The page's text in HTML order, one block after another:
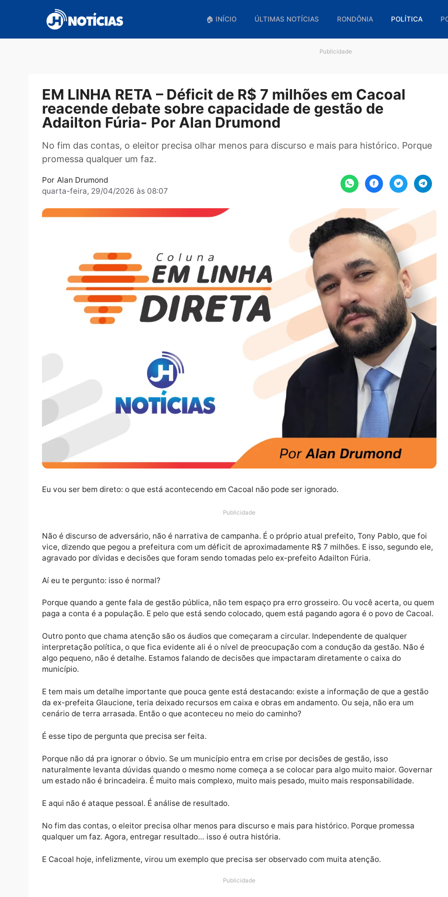
conteúdo
🏠 INÍCIO ÚLTIMAS NOTÍCIAS RONDÔNIA
EM LINHA RETA – Déficit de R$ 7 milhões em
reacende debate sobre capacidade de gestão de
No fim das contas, o eleitor precisa olhar menos para discurso e mais para histórico.
promessa qualquer um faz.
quarta-feira, 29/04/2026 às 08:07
Eu vou ser bem direto: o que está acontecendo em Cacoal não pode ser ignorado.
vice, dizendo que pegou a prefeitura com um déficit de aproximadamente R$ 7 milhões. E isso,
agravado por dívidas e decisões que foram sendo tomadas pelo ex-prefeito Adailton Fúria.
Aí eu te pergunto: isso é normal?
Porque quando a gente fala de gestão pública, não tem espaço pra erro grosseiro. Ou você acerta,
Outro ponto que chama atenção são os áudios que começaram a circular. Independente de
interpretação política, o que fica evidente ali é o nível de preocupação com a condução da gestão.
algo pequeno, não é detalhe. Estamos falando de decisões que impactaram diretamente o caixa do
município.
E tem mais um detalhe importante que pouca gente está destacando: existe a informação de que
da ex-prefeita Glaucione, teria deixado recursos em caixa e obras em andamento. Ou seja, não era
Porque não dá pra ignorar o óbvio. Se um município entra em crise por decisões de gestão, isso
naturalmente levanta dúvidas quando o mesmo nome começa a se colocar para algo muito maior.
um estado não é brincadeira. É muito mais complexo, muito mais pesado, muito mais